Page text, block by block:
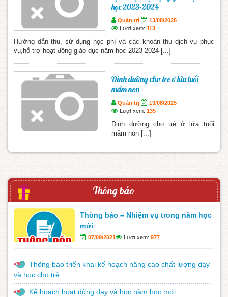
học 2023-2024
Quản trị
13/08/2025
Lượt xem: 113
Hướng dẫn thu, sử dụng học phí và các khoản thu dịch vụ phục
vụ,hỗ trợ hoạt động giáo dục năm học 2023-2024 [...]
Dinh dưỡng cho trẻ ở lứa tuổi
mầm non
Quản trị
13/08/2025
Lượt xem: 135
Dinh dưỡng cho trẻ ở lứa tuổi
mầm non [...]
Thông báo
Thông báo – Nhiệm vụ trong năm học
mới
07/09/2021 Lượt xem: 977
Thông báo triển khai kế hoạch nâng cao chất lượng dạy
và học cho trẻ
Kế hoạch hoạt động dạy và học năm học mới